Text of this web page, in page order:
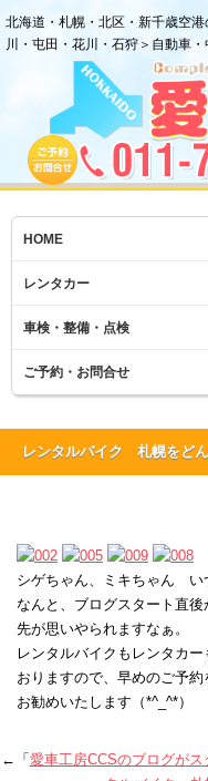
北海道・札幌・北区・新千歳空
川・屯田・花川・石狩＞自動車
HOME
レンタカー
車検・整備・点検
ご予約・お問合せ
レンタルバイク 札幌をど
シゲちゃん、ミキちゃん い
なんと、ブログスタート直
先が思いやられますなぁ。
レンタルバイクもレンタカ
おりますので、早めのご予約
お勧めいたします（*^_^*）
←「 愛車工房CCSのブログがス